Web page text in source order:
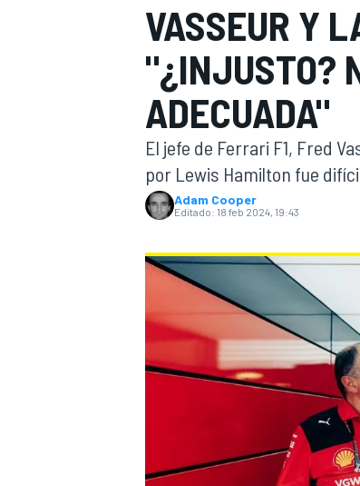
INDYCAR
WEC
VASSEUR Y
"¿INJUSTO?
ADECUADA"
El jefe de Ferrari F1, Fred
por Lewis Hamilton fue
Adam Cooper
Editado: 18 feb 2024, 19:43